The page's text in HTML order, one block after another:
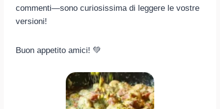
commenti—sono curiosissima di leggere le vostre
versioni!
Buon appetito amici! 💚